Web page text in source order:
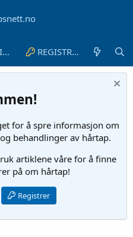
REGISTRER
for å spre informasjon om
behandlinger av hårtap.
artiklene våre for å finne
på om hårtap!
Registrer